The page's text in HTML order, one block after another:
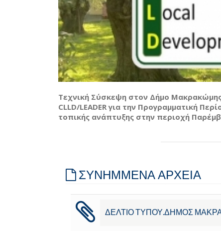
Τεχνική Σύσκεψη στον Δήμο
CLLD/LEADER για την Προγραμματική
τοπικής ανάπτυξης στην περιοχή
ΣΥΝΗΜΜΕΝΑ ΑΡΧΕΙΑ
ΔΕΛΤΙΟ ΤΥΠΟΥ.ΔΗΜΟΣ